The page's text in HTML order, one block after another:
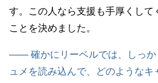
す。この人なら支援も手厚くして
ことを決めました。
—— 確かにリーベルでは、しっか
ュメを読み込んで、どのような